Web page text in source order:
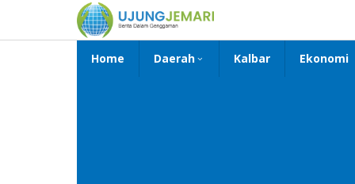
konten
Home Daerah Kalbar Ekonomi